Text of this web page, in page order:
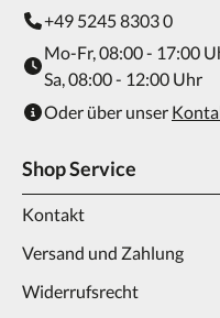
+49 5245 8303 0
Mo-Fr, 08:00 - 17:00
Sa, 08:00 - 12:00 Uhr
Oder über unser
Shop Service
Kontakt
Versand und Zahlung
Widerrufsrecht